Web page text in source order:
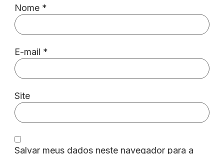
Nome *
E-mail *
Site
Salvar meus dados neste navegador para a